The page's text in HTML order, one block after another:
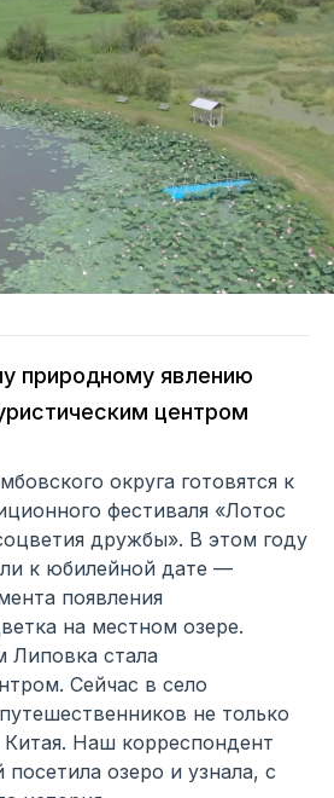
природному явлению
центром
округа готовятся к
фестиваля «Лотос
дружбы». В этом году
к юбилейной дате —
появления
на местном озере.
Липовка стала
Сейчас в село
не только
Наш корреспондент
посетила озеро и узнала, с